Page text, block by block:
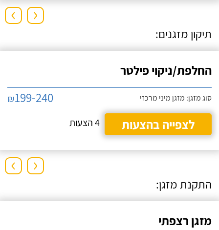
› ‹
תיקון מזגנים:
החלפת/ניקוי פילטר
סוג מזגן: מזגן מיני מרכזי ₪199-240
לצפייה בהצעות
4 הצעות
› ‹
התקנת מזגן:
מזגן רצפתי